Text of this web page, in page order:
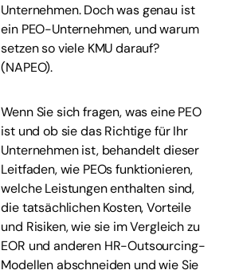
Unternehmen. Doch was genau ist
ein PEO-Unternehmen, und warum
setzen so viele KMU darauf?
(NAPEO).
Wenn Sie sich fragen, was eine PEO
ist und ob sie das Richtige für Ihr
Unternehmen ist, behandelt dieser
Leitfaden, wie PEOs funktionieren,
welche Leistungen enthalten sind,
die tatsächlichen Kosten, Vorteile
und Risiken, wie sie im Vergleich zu
EOR und anderen HR-Outsourcing-
Modellen abschneiden und wie Sie